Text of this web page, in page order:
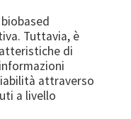
Tuttavia, è
di
attraverso
a livello